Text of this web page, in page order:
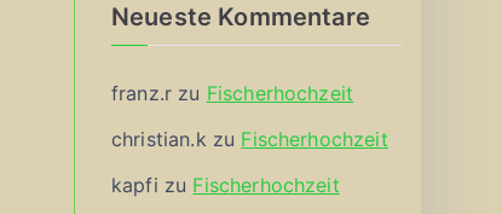
Neueste Kommentare
franz.r zu Fischerhochzeit
christian.k zu Fischerhochzeit
kapfi zu Fischerhochzeit